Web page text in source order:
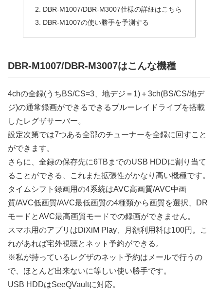
DBR-M1007/DBR-M3007仕様の詳細はこちら
DBR-M1007の使い勝手を予測する
DBR-M1007/DBR-M3007はこんな機種
4chの全録(うちBS/CS=3、地デジ＝1)＋3ch(BS/CS/地デ
ジ)の通常録画ができるできるブルーレイドライブを搭載
したレグザサーバー。
設定次第では7つある全部のチューナーを全録に回すこと
ができます。
さらに、全録の保存先に6TBまでのUSB HDDに割り当て
ることができる、これまた拡張性がかなり高い機種です。
タイムシフト録画用の4系統はAVC高画質/AVC中画
質/AVC低画質/AVC最低画質の4種類から画質を選択、DR
モードとAVC最高画質モードでの録画ができません。
スマホ用のアプリはDiXiM Play、月額利用料は100円。こ
れがあれば宅外視聴とネット予約ができる。
※私が持っているレグザのネット予約はメールで行うの
で、ほとんど出来ないに等しい使い勝手です。
USB HDDはSeeQVaultに対応。